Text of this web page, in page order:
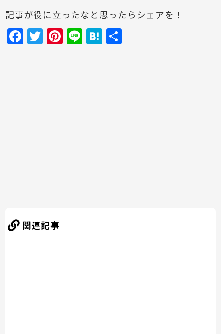
記事が役に立ったなと思ったらシェアを！
F
T
Pi Li H
関連記事